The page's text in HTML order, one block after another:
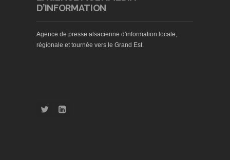
D’INFORMATION
Agence de presse alsacienne d'information locale,
régionale et tournée vers le Grand Est.